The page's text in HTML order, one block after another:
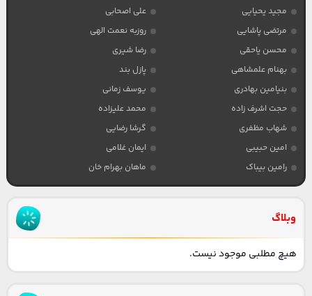
مجید یحیایی
علی اصحابی
مرتضی پاشایی
روزبه نعمت الهی
محسن یاحقی
رضا شیری
بهنام علمشاهی
پازل بند
بنیامین بهادری
یوسف زمانی
حجت اشرف زاده
محمد علیزاده
شهاب مظفری
گرشا رضایی
امین حبیبی
ایمان غلامی
رامین بیباک
ماهان بهرام خان
وبلاگ
هیچ مطلبی موجود نیست.